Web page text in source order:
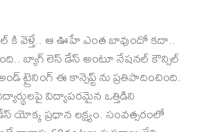
కి వెళ్తే.. ఆ ఊహే ఎంత బావుందో కదా..
బ్యాగ్ లెస్ డేస్ అంటూ నేషనల్ కౌన్సిల్
ట్రైనింగ్ ఈ కాన్సెప్ట్ ను ప్రతిపాదించింది.
విద్యాపరమైన ఒత్తిడిని
యోక్క ప్రధాన లక్ష్యం. సంవత్సరంలో